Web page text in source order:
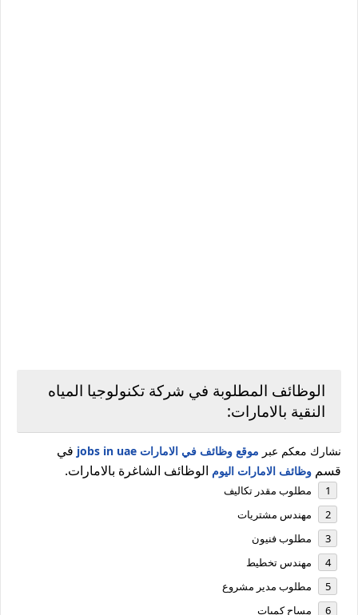
الوظائف المطلوبة في شركة تكنولوجيا المياه
النقية بالامارات:
نشارك معكم عبر موقع وظائف في الامارات jobs in uae
في
قسم وظائف الامارات اليوم الوظائف الشاغرة بالامارات.
مطلوب مقدر تكاليف
مهندس مشتريات
مطلوب فنيون
مهندس تخطيط
مطلوب مدير مشروع
مساح كميات